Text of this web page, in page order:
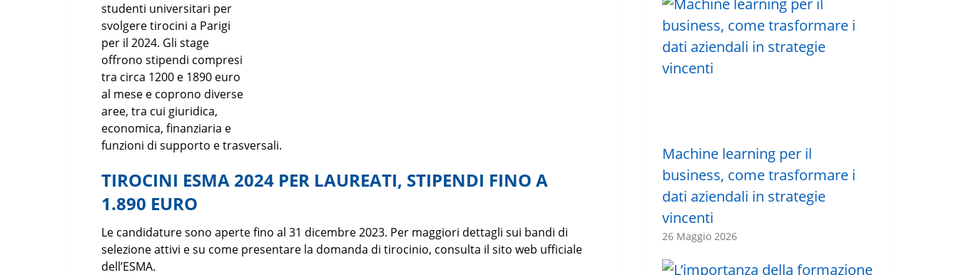
studenti universitari per
svolgere tirocini a Parigi
per il 2024. Gli stage
offrono stipendi compresi
tra circa 1200 e 1890 euro
al mese e coprono diverse
aree, tra cui giuridica,
economica, finanziaria e
funzioni di supporto e trasversali.
TIROCINI ESMA 2024 PER LAUREATI, STIPENDI FINO A
1.890 EURO
Le candidature sono aperte fino al 31 dicembre 2023. Per maggiori dettagli sui bandi di
selezione attivi e su come presentare la domanda di tirocinio, consulta il sito web ufficiale
dell’ESMA.
Machine learning per il
business, come trasformare i
dati aziendali in strategie
vincenti
26 Maggio 2026